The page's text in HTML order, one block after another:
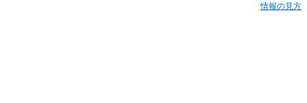
情報の見方